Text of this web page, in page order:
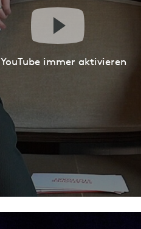
YouTube immer aktivieren